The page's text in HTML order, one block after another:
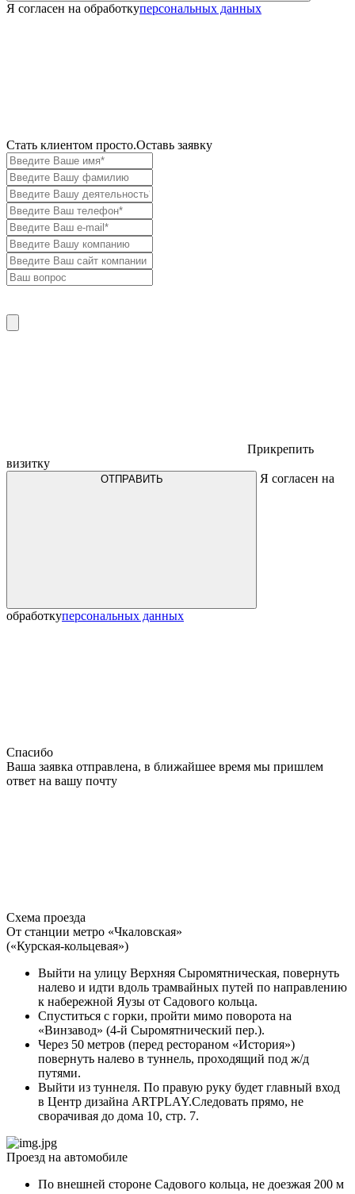
Я согласен на обработкуперсональных данных
Cтать клиентом просто.Оставь заявку
Прикрепить
визитку
ОТПРАВИТЬ Я согласен на
обработкуперсональных данных
Спасибо
Ваша заявка отправлена, в ближайшее время мы пришлем
ответ на вашу почту
Схема проезда
От станции метро «Чкаловская»
(«Курская-кольцевая»)
Выйти на улицу Верхняя Сыромятническая, повернуть
налево и идти вдоль трамвайных путей по направлению
к набережной Яузы от Садового кольца.
Спуститься с горки, пройти мимо поворота на
«Винзавод» (4-й Сыромятнический пер.).
Через 50 метров (перед рестораном «История»)
повернуть налево в туннель, проходящий под ж/д
путями.
Выйти из туннеля. По правую руку будет главный вход
в Центр дизайна ARTPLAY.Следовать прямо, не
сворачивая до дома 10, стр. 7.
Проезд на автомобиле
По внешней стороне Садового кольца, не доезжая 200 м